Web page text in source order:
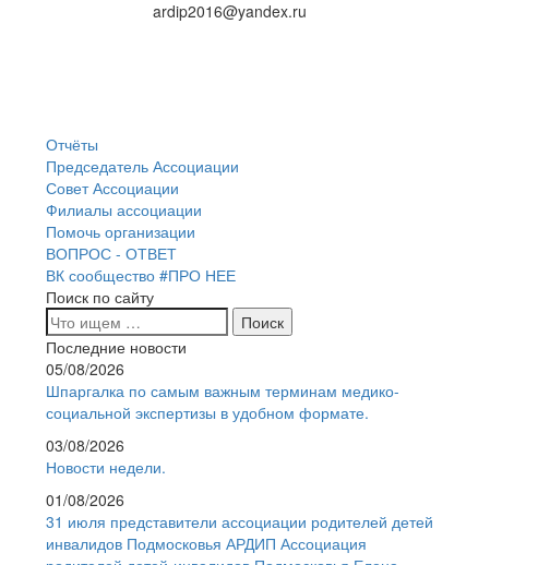
ardip2016@yandex.ru
Отчёты
Председатель Ассоциации
Совет Ассоциации
Филиалы ассоциации
Помочь организации
ВОПРОС - ОТВЕТ
ВК сообщество #ПРО НЕЕ
Поиск по сайту
Последние новости
05/08/2026
Шпаргалка по самым важным терминам медико-
социальной экспертизы в удобном формате.
03/08/2026
Новости недели.
01/08/2026
31 июля представители ассоциации родителей детей
инвалидов Подмосковья АРДИП Ассоциация